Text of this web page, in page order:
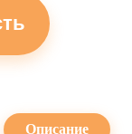
Описание